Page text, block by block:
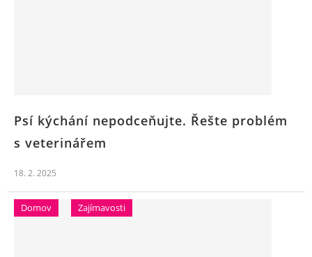
Psí kýchání nepodceňujte. Řešte problém
s veterinářem
18. 2. 2025
Domov Zajímavosti